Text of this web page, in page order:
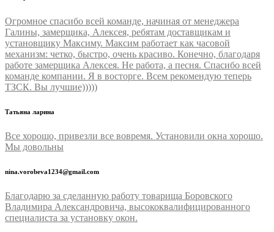
Огромное спасибо всей команде, начиная от менеджера
Галины, замерщика, Алексея, ребятам доставщикам и
установщику Максиму. Максим работает как часовой
механизм: четко, быстро, очень красиво. Конечно, благодаря
работе замерщика Алексея. Не работа, а песня. Спасибо всей
команде компании. Я в восторге. Всем рекомендую теперь
ТЗСК. Вы лучшие)))))
Татьяна ларина
Все хорошо, привезли все вовремя. Установили окна хорошо.
Мы довольны
nina.vorobeva1234@gmail.com
Благодарю за сделанную работу товарища Боровского
Владимира Александровича, высококвалифицированного
специалиста за установку окон.